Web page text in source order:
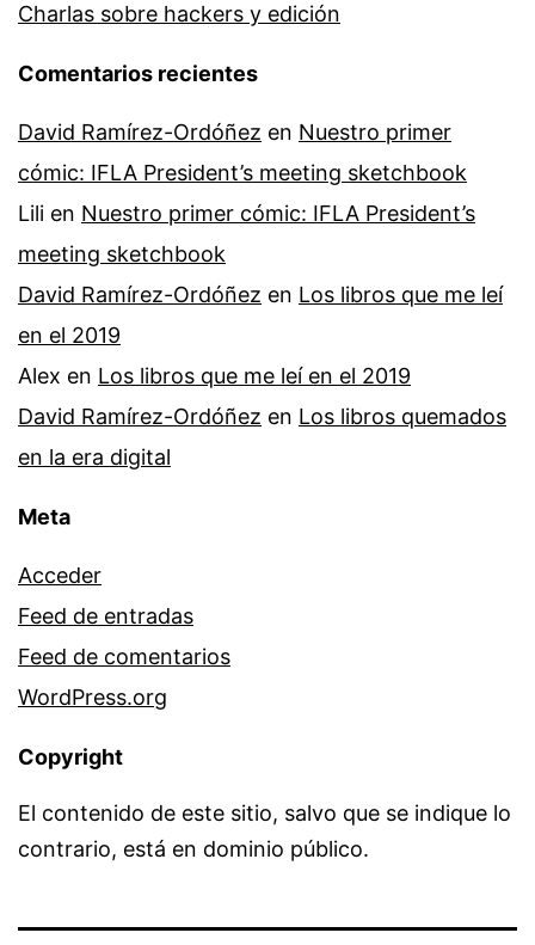
Charlas sobre hackers y edición
Comentarios recientes
David Ramírez-Ordóñez en Nuestro primer
cómic: IFLA President’s meeting sketchbook
Lili en Nuestro primer cómic: IFLA President’s
meeting sketchbook
David Ramírez-Ordóñez en Los libros que me leí
en el 2019
Alex en Los libros que me leí en el 2019
David Ramírez-Ordóñez en Los libros quemados
en la era digital
Meta
Acceder
Feed de entradas
Feed de comentarios
WordPress.org
Copyright
El contenido de este sitio, salvo que se indique lo
contrario, está en dominio público.